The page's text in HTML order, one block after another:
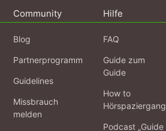
Community
Blog
Partnerprogramm
Guidelines
Missbrauch
melden
Hilfe
FAQ
Guide zum
Guide
How to
Hörspaziergang
Podcast „Guide